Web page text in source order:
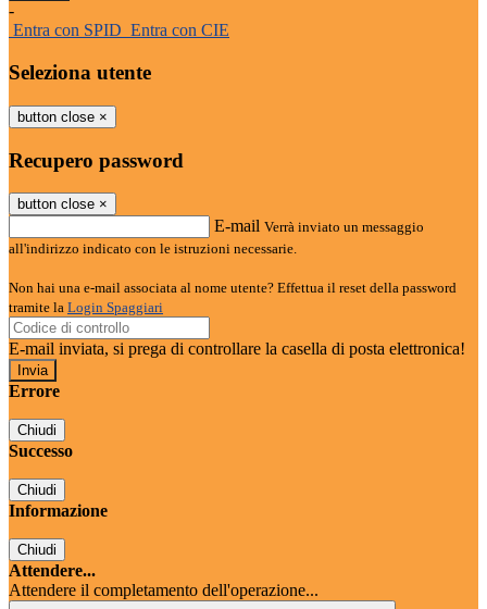
-
Entra con SPID Entra con CIE
Seleziona utente
button close ×
Recupero password
button close ×
E-mail Verrà inviato un messaggio
all'indirizzo indicato con le istruzioni necessarie.
Non hai una e-mail associata al nome utente? Effettua il reset della password
tramite la Login Spaggiari
E-mail inviata, si prega di controllare la casella di posta elettronica!
Errore
Chiudi
Successo
Chiudi
Informazione
Chiudi
Attendere...
Attendere il completamento dell'operazione...